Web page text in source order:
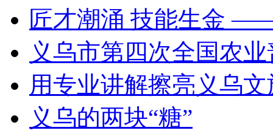
匠才潮涌 技能生金
义乌市第四次全国农
用专业讲解擦亮义乌
义乌的两块“糖”